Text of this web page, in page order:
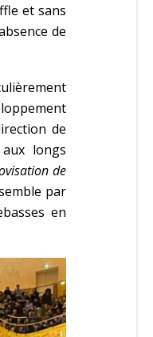
et sans
de
de
longs
de
par
en